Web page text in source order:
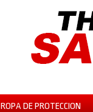
ROPA DE PROTECCION